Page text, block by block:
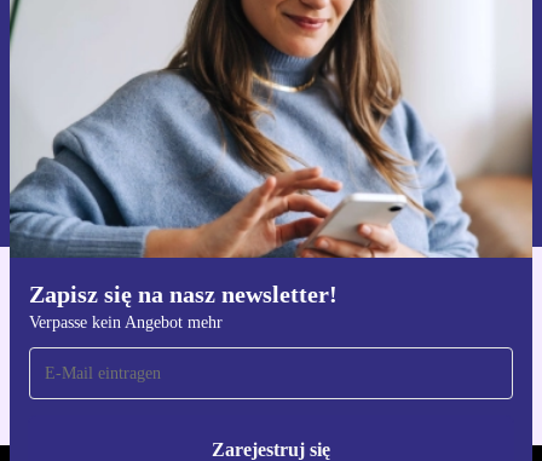
Zapisz się na nasz newsletter!
Verpasse kein Angebot mehr
Zarejestruj się
Zarejestruj się
Informacje na temat używania danych osobowych znajdują się w
naszej
Polityce prywatności
Pobierz aplikację refurbed
Dla iOS i Android